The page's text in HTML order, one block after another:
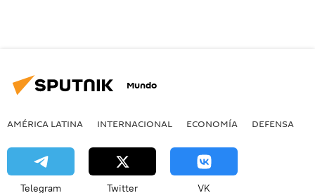
Mundo
AMÉRICA LATINA INTERNACIONAL ECONOMÍA DEFENSA
Telegram Twitter VK